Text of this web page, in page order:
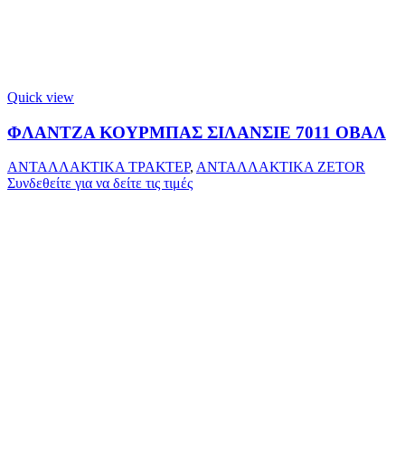
Quick view
ΦΛΑΝΤΖΑ ΚΟΥΡΜΠΑΣ ΣΙΛΑΝΣΙΕ 7011 ΟΒΑΛ
ΑΝΤΑΛΛΑΚΤΙΚΑ ΤΡΑΚΤΕΡ, ΑΝΤΑΛΛΑΚΤΙΚΑ ZETOR
Συνδεθείτε για να δείτε τις τιμές